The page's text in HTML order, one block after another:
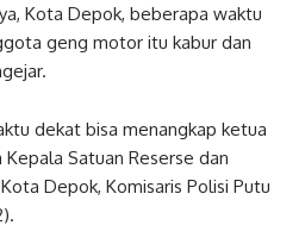
Kota Depok, beberapa waktu
geng motor itu kabur dan
dekat bisa menangkap ketua
Satuan Reserse dan
Depok, Komisaris Polisi Putu